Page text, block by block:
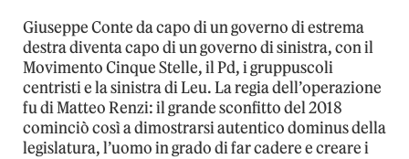
Giuseppe Conte da capo di un governo di estrema
destra diventa capo di un governo di sinistra, con il
Movimento Cinque Stelle, il Pd, i gruppuscoli
centristi e la sinistra di Leu. La regia dell’operazione
fu di Matteo Renzi: il grande sconfitto del 2018
cominciò così a dimostrarsi autentico dominus della
legislatura, l’uomo in grado di far cadere e creare i